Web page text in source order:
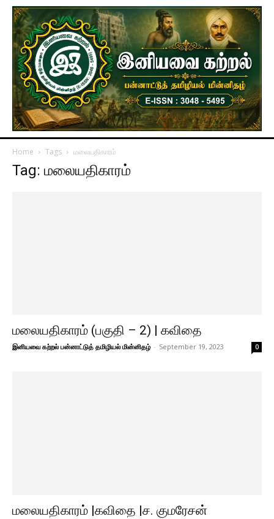
Home Tags மலையதிகாரம்
Tag: மலையதிகாரம்
மலையதிகாரம் (பகுதி – 2) | கவிதை
இனியவை கற்றல் பன்னாட்டுத் தமிழியல் மின்னிதழ் - September 19, 2023 0
மலையதிகாரம் |கவிதை |ச. குமரேசன்